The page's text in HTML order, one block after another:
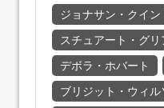
ジョナサン・クイン
スチュアート・グリ
デボラ・ホバート
ブリジット・ウィル